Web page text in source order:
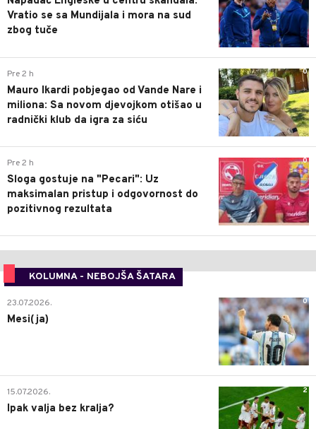
Vratio se sa Mundijala i mora na sud
zbog tuče
0
Pre 2 h
Mauro Ikardi pobjegao od Vande Nare i
miliona: Sa novom djevojkom otišao u
radnički klub da igra za siću
0
Pre 2 h
Sloga gostuje na "Pecari": Uz
maksimalan pristup i odgovornost do
pozitivnog rezultata
KOLUMNA - NEBOJŠA ŠATARA
0
23.07.2026.
Mesi(ja)
2
15.07.2026.
Ipak valja bez kralja?